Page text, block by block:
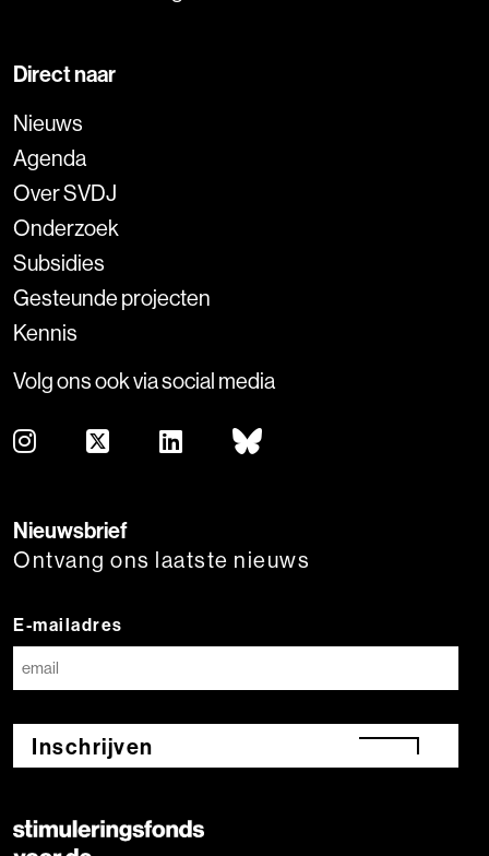
Direct naar
Nieuws
Agenda
Over SVDJ
Onderzoek
Subsidies
Gesteunde projecten
Kennis
Volg ons ook via social media
Nieuwsbrief
Ontvang ons laatste nieuws
E-mailadres
Inschrijven